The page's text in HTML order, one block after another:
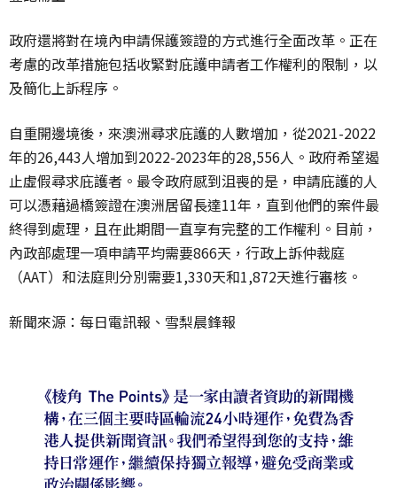
政府還將對在境內申請保護簽證的方式進行全面改革。正在
考慮的改革措施包括收緊對庇護申請者工作權利的限制，以
及簡化上訴程序。
自重開邊境後，來澳洲尋求庇護的人數增加，從2021-2022
年的26,443人增加到2022-2023年的28,556人。政府希望遏
止虛假尋求庇護者。最令政府感到沮喪的是，申請庇護的人
可以憑藉過橋簽證在澳洲居留長達11年，直到他們的案件最
終得到處理，且在此期間一直享有完整的工作權利。目前，
內政部處理一項申請平均需要866天，行政上訴仲裁庭
（AAT）和法庭則分別需要1,330天和1,872天進行審核。
新聞來源：每日電訊報、雪梨晨鋒報